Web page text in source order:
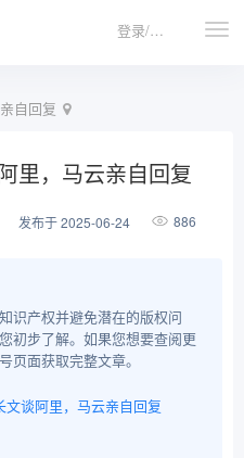
登录/注册
自回复
里，马云亲自回复
发布于 2025-06-24 886
识产权并避免潜在的版权问
初步了解。如果您想要查阅更
页面获取完整文章。
文谈阿里，马云亲自回复